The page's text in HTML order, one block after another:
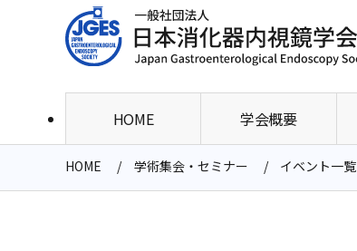
HOME 学会概要
HOME 学術集会・セミナー イベント一覧